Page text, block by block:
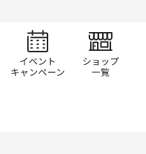
チラシ情報 イベント/キャ